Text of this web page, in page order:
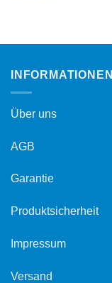
INFORMATIONEN
Über uns
AGB
Garantie
Produktsicherheit
Impressum
Versand